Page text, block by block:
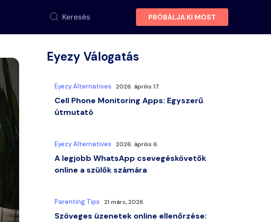
Keresés PRÓBÁLJA KI MOST
Eyezy Válogatás
Eyezy Alternatives 2026. április 17.
Cell Phone Monitoring Apps: Egyszerű
útmutató
Eyezy Alternatives 2026. április 6.
A legjobb WhatsApp csevegéskövetők
online a szülők számára
Parenting Tips 21 márc, 2026
Szöveges üzenetek online ellenőrzése: